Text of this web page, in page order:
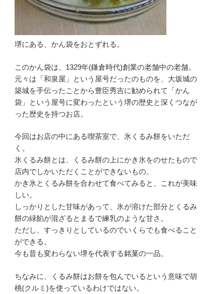
堺にある、かん袋をおとずれる。
このかん袋は、1329年(鎌倉時代)創業の老舗中の老舗。
元々は「和泉屋」という屋号だったのものを、大坂城の
築城を手伝ったことから豊臣秀吉に勧められて「かん
袋」という屋号に変わったという堺の歴史と深くつなが
った歴史を持つお店。
今回はお店の中にある喫茶室で、氷くるみ餅をいただ
く。
氷くるみ餅とは、くるみ餅の上にかき氷をのせたもので
店内でしかいただくことができないもの。
かき氷とくるみ餅を合わせて食べてみると、これが美味
しい。
しっかりとした甘味があって、氷が溶けた部分とくるみ
餅の緑餡が混ざるとまるで練乳のような甘さ。
ただし、すっきりとしているのでいくらでも食べること
ができる。
今も昔も変わらない堺を代表する銘菓の一品。
ちなみに、くるみ餅はお餅を包んでいるという意味で胡
桃(クルミ)を使っているわけではない。